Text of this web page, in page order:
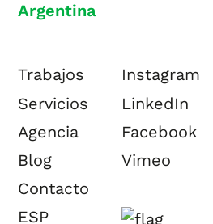
Argentina
Trabajos
Servicios
Agencia
Blog
Contacto
ESP
Instagram
LinkedIn
Facebook
Vimeo